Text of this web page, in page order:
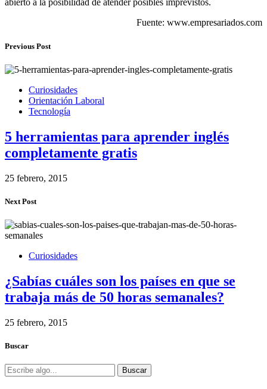
abierto a la posibilidad de atender posibles imprevistos.
Fuente: www.empresariados.com
Previous Post
Curiosidades
Orientación Laboral
Tecnología
5 herramientas para aprender inglés
completamente gratis
25 febrero, 2015
Next Post
Curiosidades
¿Sabías cuáles son los países en que se
trabaja más de 50 horas semanales?
25 febrero, 2015
Buscar
Buscar